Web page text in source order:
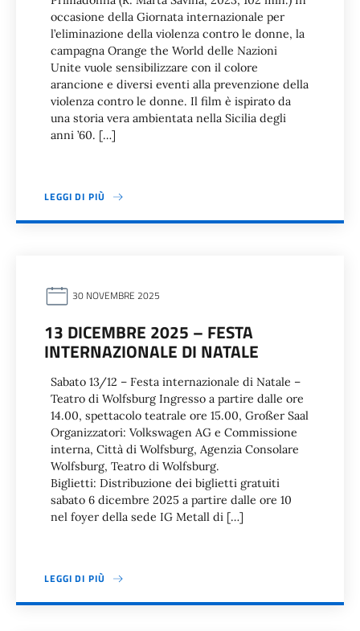
occasione della Giornata internazionale per
l’eliminazione della violenza contro le donne, la
campagna Orange the World delle Nazioni
Unite vuole sensibilizzare con il colore
arancione e diversi eventi alla prevenzione della
violenza contro le donne. Il film è ispirato da
una storia vera ambientata nella Sicilia degli
anni ’60. […]
LEGGI DI PIÙ
30 NOVEMBRE 2025
13 DICEMBRE 2025 – FESTA
INTERNAZIONALE DI NATALE
Sabato 13/12 – Festa internazionale di Natale –
Teatro di Wolfsburg Ingresso a partire dalle ore
14.00, spettacolo teatrale ore 15.00, Großer Saal
Organizzatori: Volkswagen AG e Commissione
interna, Città di Wolfsburg, Agenzia Consolare
Wolfsburg, Teatro di Wolfsburg.
Biglietti: Distribuzione dei biglietti gratuiti
sabato 6 dicembre 2025 a partire dalle ore 10
nel foyer della sede IG Metall di […]
LEGGI DI PIÙ